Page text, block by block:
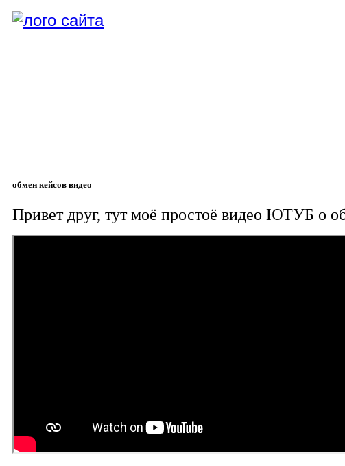
обмен кейсов видео
Привет друг, тут моё простоё видео ЮТУБ о